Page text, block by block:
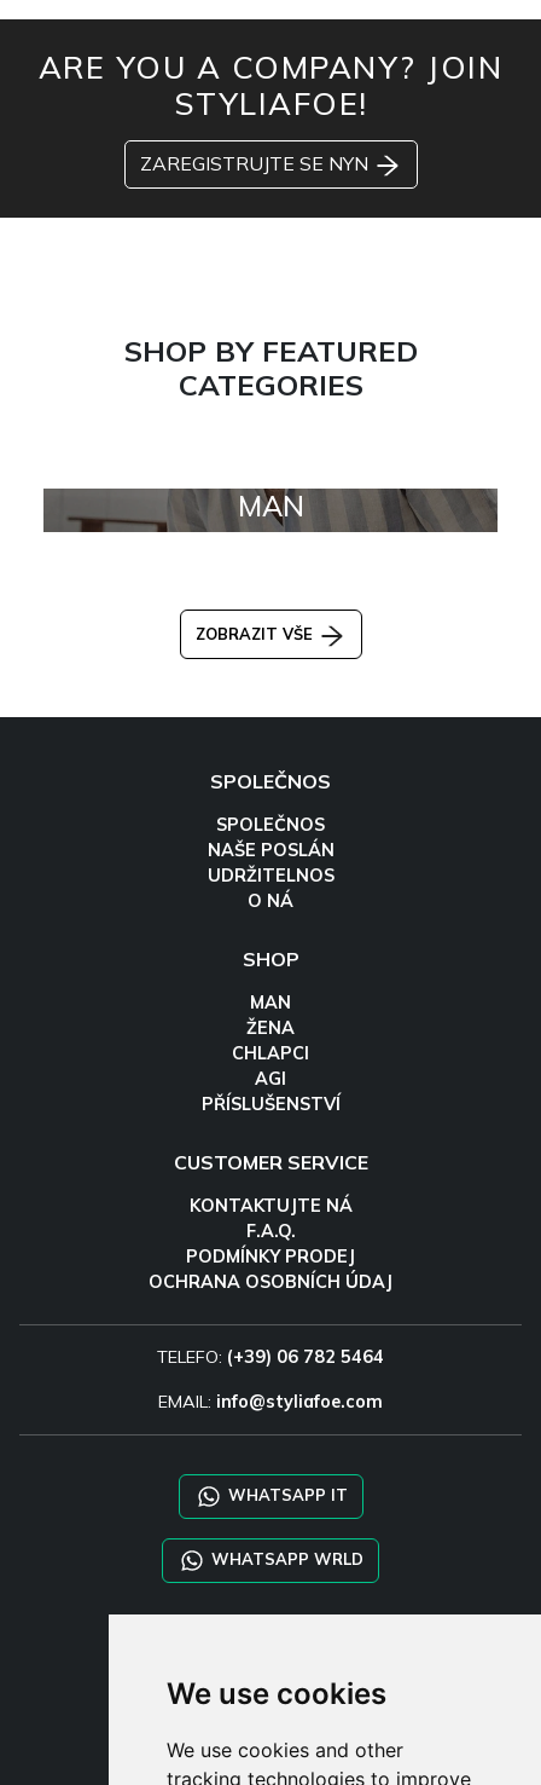
We use cookies
We use cookies and other
tracking technologies to improve
ARE YOU A COMPANY? JOIN
STYLIAFOE!
ZAREGISTRUJTE SE NYN
SHOP BY FEATURED
CATEGORIES
MAN
ZOBRAZIT VŠE
SPOLEČNOS
SPOLEČNOS
NAŠE POSLÁN
UDRŽITELNOS
O NÁ
SHOP
MAN
ŽENA
CHLAPCI
AGI
PŘÍSLUŠENSTVÍ
CUSTOMER SERVICE
KONTAKTUJTE NÁ
F.A.Q.
PODMÍNKY PRODEJ
OCHRANA OSOBNÍCH ÚDAJ
TELEFO: (+39) 06 782 5464
EMAIL: info@styliafoe.com
WHATSAPP IT
WHATSAPP WRLD
TAYLOR MADE ORDERS